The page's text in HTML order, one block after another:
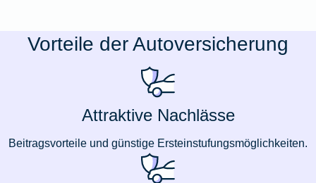
Vorteile der Autoversicherung
Attraktive Nachlässe
Beitragsvorteile und günstige Ersteinstufungsmöglichkeiten.